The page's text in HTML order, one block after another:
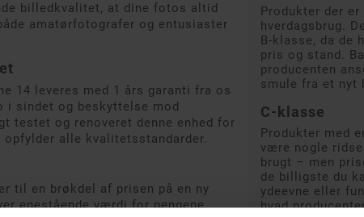
billedkvalitet, at dine fotos altid
amatørfotografer og entusiaster
14 leveres med 1 års garanti fra os
i sindet og beskyttelse mod
testet og renoveret denne enhed for
alle kvalitetsstandarder.
til en brøkdel af prisen på en ny
enestående værdi for pengene,
Produkter der
hverdagsbrug.
B-klasse, da de
pris og stand.
producenten
smule fra et nyt
C-klasse
Produkter med
være nogle
brugt – men
de billigste du
ydeevne eller
hvad